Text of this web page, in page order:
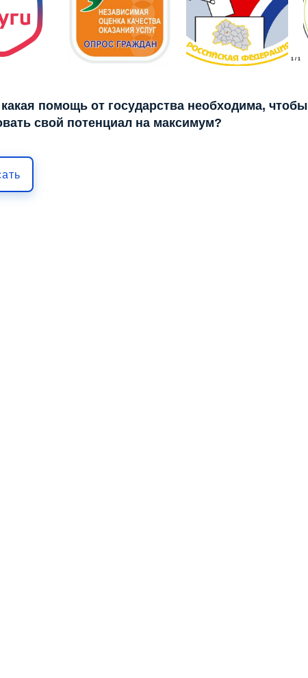
1 / 1
какая помощь от государства необходима, чтобы
свой потенциал на максимум?